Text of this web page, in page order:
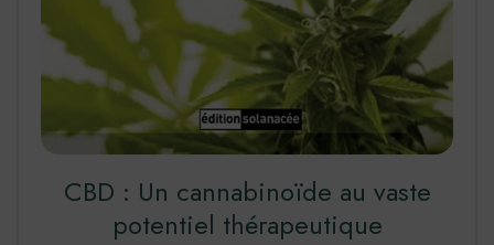
CBD : Un cannabinoïde au vaste
potentiel thérapeutique